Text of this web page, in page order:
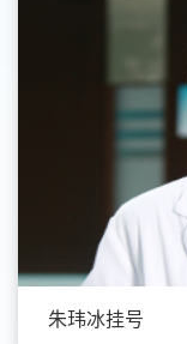
朱玮冰挂号